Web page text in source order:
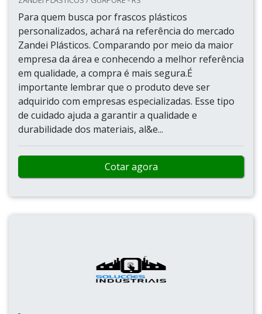
Para quem busca por frascos plásticos
personalizados, achará na referência do mercado
Zandei Plásticos. Comparando por meio da maior
empresa da área e conhecendo a melhor referência
em qualidade, a compra é mais segura.É
importante lembrar que o produto deve ser
adquirido com empresas especializadas. Esse tipo
de cuidado ajuda a garantir a qualidade e
durabilidade dos materiais, al&e...
Cotar agora